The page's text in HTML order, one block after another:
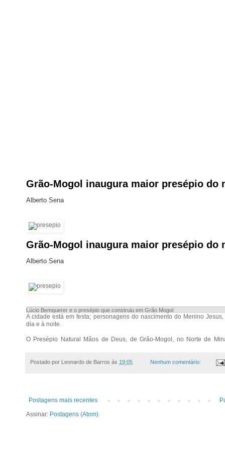
Grão-Mogol inaugura maior presépio do
Alberto Sena
Grão-Mogol inaugura maior presépio do
Alberto Sena
Lúcio Bemquerer e o presépio que construiu em Grão Mogol
A cidade está em festa; personagens do nascimento do Menino
dia e à noite.
O Presépio Natural Mãos de Deus, de Grão-Mogol, no Norte de
A obra foi construída pelo empresário aposentado Lúcio Bemquerer,
presépio, que tem 72 m2 de frente e 30 m2 de altura.
Construído com recursos próprios, o custo da obra ficou entre R$ 500/
Postado por Leonardo de Barros às 19:05 Nenhum comentário:
Postagens mais recentes
Assinar: Postagens (Atom)